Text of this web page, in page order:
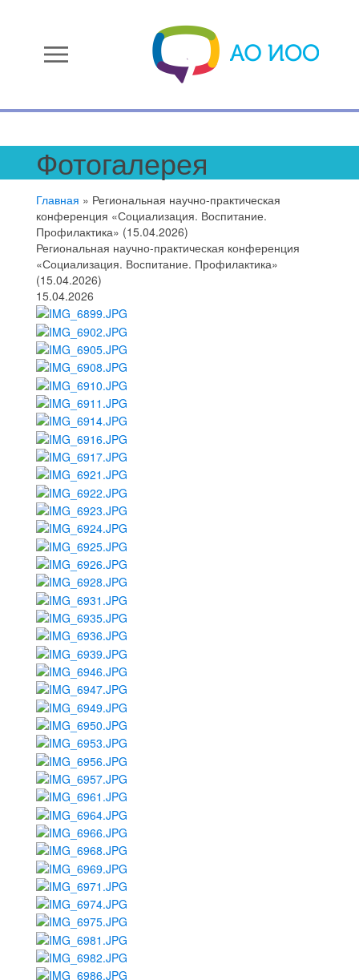
menu
Фотогалерея
Главная » Региональная научно-практическая
конференция «Социализация. Воспитание.
Профилактика» (15.04.2026)
Региональная научно-практическая конференция
«Социализация. Воспитание. Профилактика»
(15.04.2026)
15.04.2026